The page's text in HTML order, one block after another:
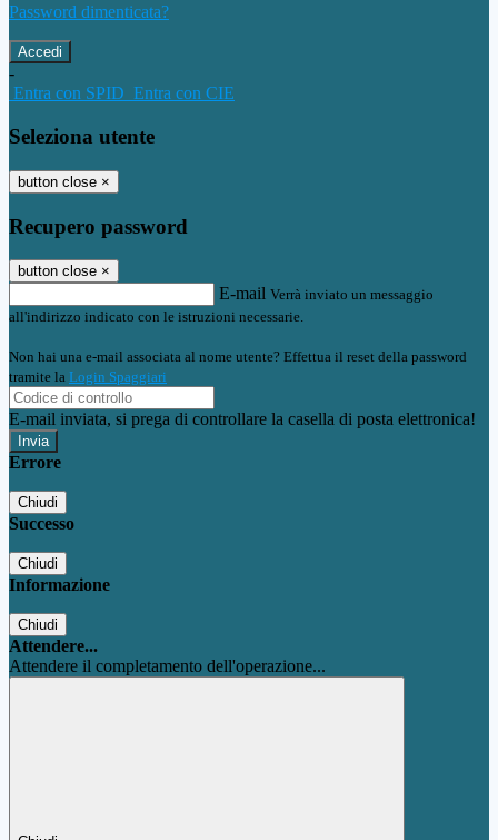
Password dimenticata?
-
Entra con SPID Entra con CIE
Seleziona utente
button close ×
Recupero password
button close ×
E-mail Verrà inviato un messaggio
all'indirizzo indicato con le istruzioni necessarie.
Non hai una e-mail associata al nome utente? Effettua il reset della password
tramite la Login Spaggiari
E-mail inviata, si prega di controllare la casella di posta elettronica!
Errore
Chiudi
Successo
Chiudi
Informazione
Chiudi
Attendere...
Attendere il completamento dell'operazione...